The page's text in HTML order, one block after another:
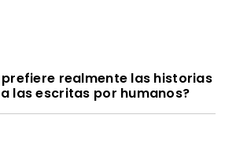
prefiere realmente las historias
las escritas por humanos?